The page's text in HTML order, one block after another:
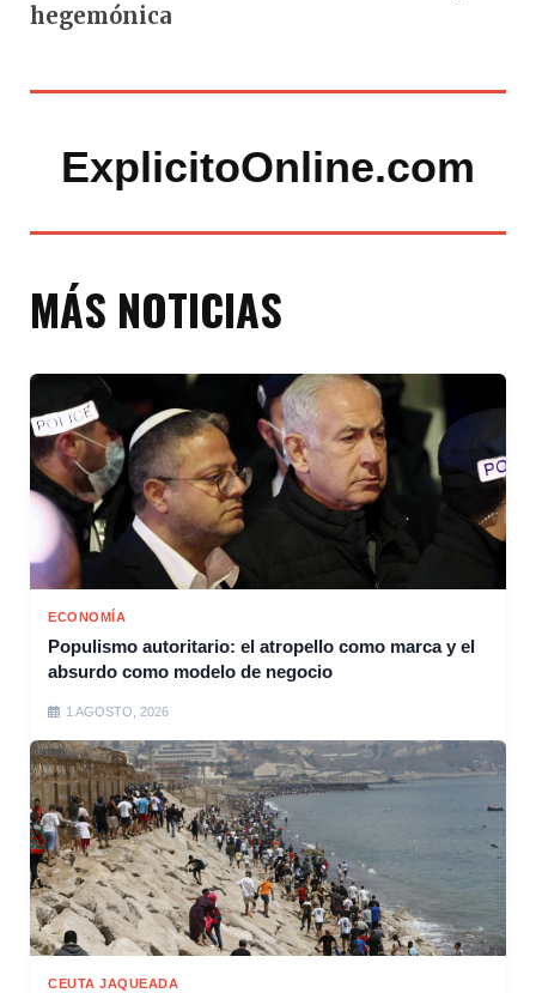
hegemónica
ExplicitoOnline.com
MÁS NOTICIAS
ECONOMÍA
Populismo autoritario: el atropello como marca y el
absurdo como modelo de negocio
1 AGOSTO, 2026
CEUTA JAQUEADA